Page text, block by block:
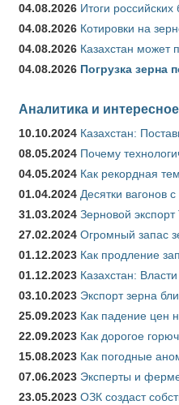
04.08.2026 Итоги
04.08.2026 Котировки на
04.08.2026 Казахстан может
04.08.2026 Погрузка зерна
Аналитика и
10.10.2024 Казахстан:
08.05.2024 Почему
04.05.2024 Как рекордная
01.04.2024 Десятки вагонов
31.03.2024 Зерновой
27.02.2024 Огромный запас
01.12.2023 Как продление
01.12.2023 Казахстан:
03.10.2023 Экспорт зерна
25.09.2023 Как падение цен
22.09.2023 Как дорогое
15.08.2023 Как погодные
07.06.2023 Эксперты и
23.05.2023 ОЗК создаст